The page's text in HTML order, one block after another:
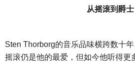
从摇滚到爵士
Sten Thorborg的音乐品味横跨数十
摇滚仍是他的最爱，但如今他听得更